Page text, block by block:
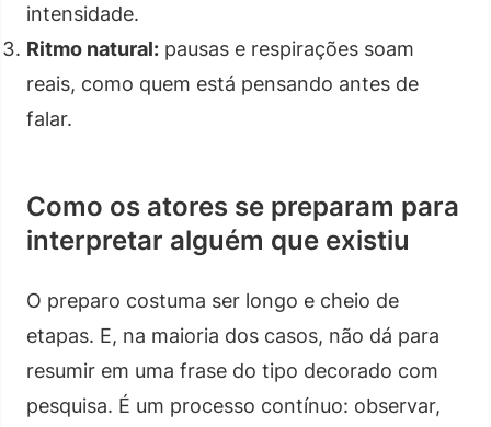
intensidade.
Ritmo natural: pausas e respirações soam
reais, como quem está pensando antes de
falar.
Como os atores se preparam para
interpretar alguém que existiu
O preparo costuma ser longo e cheio de
etapas. E, na maioria dos casos, não dá para
resumir em uma frase do tipo decorado com
pesquisa. É um processo contínuo: observar,